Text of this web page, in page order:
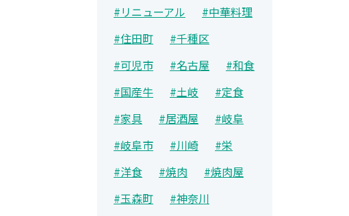
#リニューアル
#中華料理
#住田町
#千種区
#可児市
#名古屋
#和食
#国産牛
#土岐
#定食
#家具
#居酒屋
#岐阜
#岐阜市
#川崎
#栄
#洋食
#焼肉
#焼肉屋
#玉森町
#神奈川